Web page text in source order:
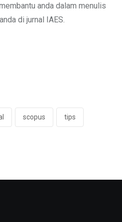
anda dalam menulis
di jurnal IAES.
scopus tips